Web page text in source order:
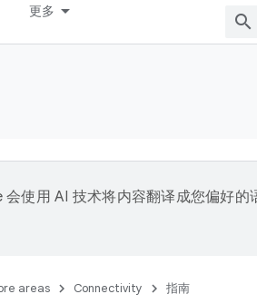
更多
使用 AI 技术将内容翻译成您偏好的
areas Connectivity 指南